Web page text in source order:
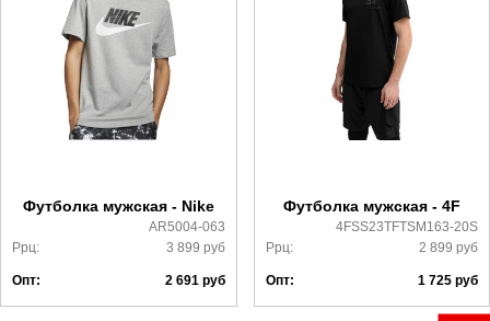
Самовывоз в Москве.
Доставка по России всеми транспортными ТК, а также с
Почтой Росии и СДЭК.
Более детально с условиями доставки и оплаты можно
Футболка мужская - Nike
AR5004-063
Ррц:
3 899 руб
Опт: 2 691руб
Футболка мужская - 4F
4FSS23TFTSM163-20S
Ррц:
2 899 руб
Опт: 1 725 руб